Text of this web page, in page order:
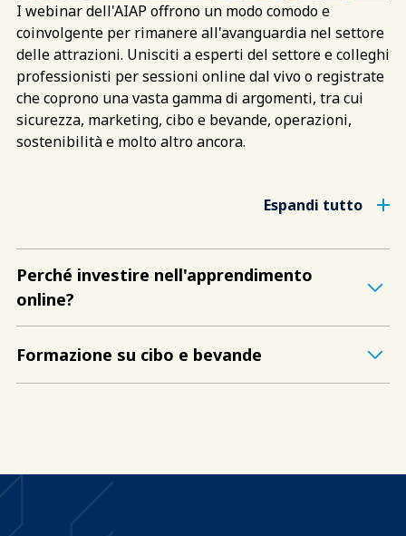
I webinar dell'AIAP offrono un modo comodo e
coinvolgente per rimanere all'avanguardia nel settore
delle attrazioni. Unisciti a esperti del settore e colleghi
professionisti per sessioni online dal vivo o registrate
che coprono una vasta gamma di argomenti, tra cui
sicurezza, marketing, cibo e bevande, operazioni,
sostenibilità e molto altro ancora.
Espandi tutto
Perché investire nell'apprendimento
online?
Formazione su cibo e bevande